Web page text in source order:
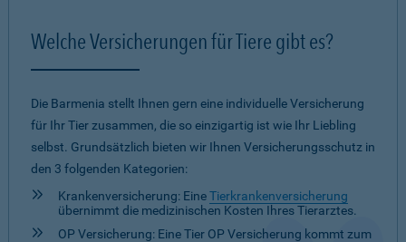
Welche Versicherungen für Tiere gibt es?
Die Barmenia stellt Ihnen gern eine individuelle Versicherung
für Ihr Tier zusammen, die so einzigartig ist wie Ihr Liebling
selbst. Grundsätzlich bieten wir Ihnen Versicherungsschutz in
den 3 folgenden Kategorien:
Krankenversicherung: EineTierkrankenversicherung
übernimmt die medizinischen Kosten Ihres Tierarztes.
OP Versicherung: Eine Tier OP Versicherung kommt zum